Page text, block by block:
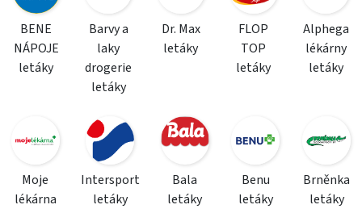
BENE
NÁPOJE
letáky
Barvy a
laky
drogerie
letáky
Dr. Max
letáky
FLOP
TOP
letáky
Alphega
lékárny
letáky
Moje
lékárna
Intersport
letáky
Bala
letáky
Benu
letáky
Brněnka
letáky